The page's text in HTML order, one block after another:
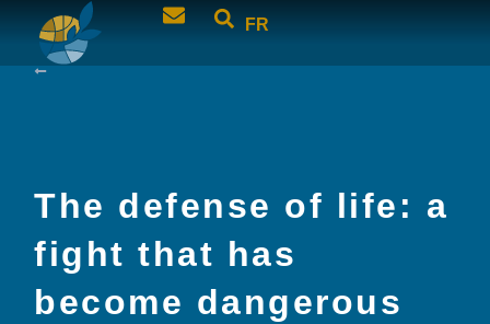
FR
The defense of life: a
fight that has
become dangerous